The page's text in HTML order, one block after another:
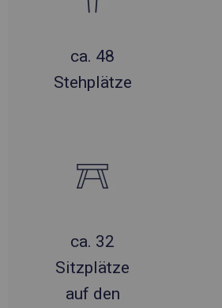
ca. 48
Stehplätze
ca. 32
Sitzplätze
auf den